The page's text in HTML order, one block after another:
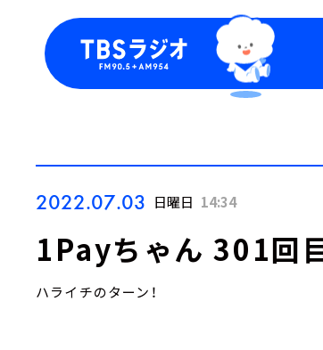
2022.07.03 日曜日 14:34
1Payちゃん 301回
ハライチのターン！